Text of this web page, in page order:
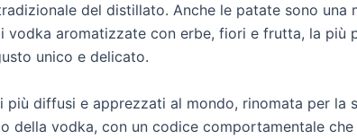
del distillato. Anche le patate sono
vodka aromatizzate con erbe, fiori e frutta, la
unico e delicato.
diffusi e apprezzati al mondo, rinomata per la
della vodka, con un codice comportamentale